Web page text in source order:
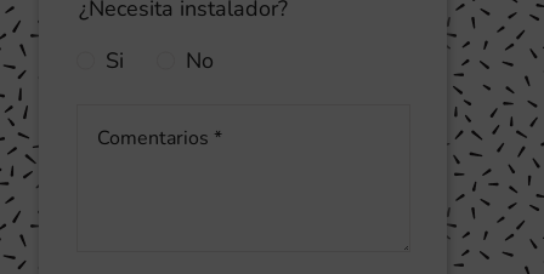
¿Necesita instalador?
Si
No